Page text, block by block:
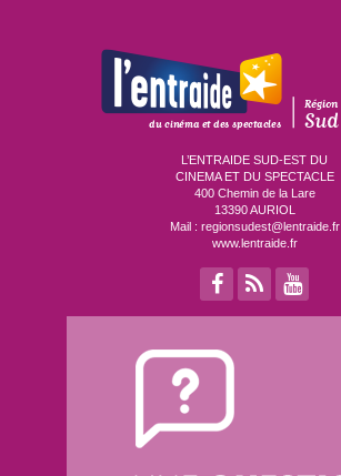
L’ENTRAIDE SUD-EST DU
CINEMA ET DU SPECTACLE
400 Chemin de la Lare
13390 AURIOL
Mail : regionsudest@lentraide.fr
www.lentraide.fr